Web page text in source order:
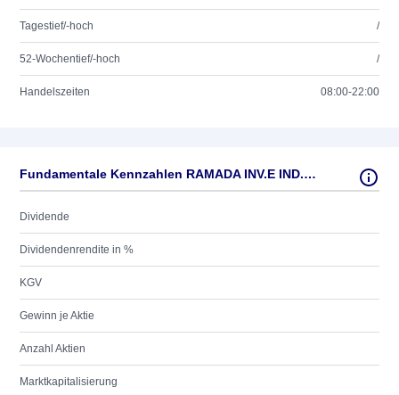
Tagestief/-hoch /
52-Wochentief/-hoch /
Handelszeiten 08:00-22:00
Fundamentale Kennzahlen RAMADA INV.E IND.NAM.EO 1
Dividende
Dividendenrendite in %
KGV
Gewinn je Aktie
Anzahl Aktien
Marktkapitalisierung